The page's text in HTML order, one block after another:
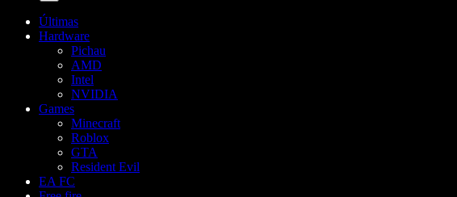
Últimas
Hardware
Pichau
AMD
Intel
NVIDIA
Games
Minecraft
Roblox
GTA
Resident Evil
EA FC